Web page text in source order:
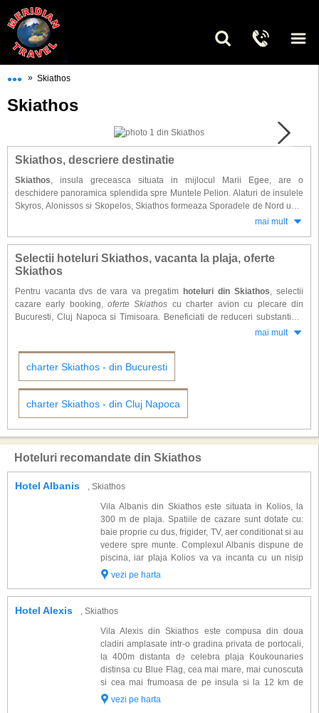
••• » Skiathos
Skiathos
Skiathos, descriere destinatie
Skiathos, insula greceasca situata in mijlocul Marii Egee, are o
deschidere panoramica splendida spre Muntele Pelion. Alaturi de insulele
Skyros, Alonissos si Skopelos, Skiathos formeaza Sporadele de Nord unul
dintre cele mai incantatoare arhipelaguri din Grecia. Insula masoara 40
Cele 60 plaje ale insulei se intind de-a lungul golfurilor imbinand
admosfera dinamica cu pitorescul si linistea oferite de padurile de pin,
pe insula se numara: pescuitul, inotul, degustarea preparatelor culinare
traditionale, viata de noapte, evenimente culturale cat si plimbarile
romantice.
fortareata Kastro care in trecut gazduia orasul medieval. Koukounaries,
situata in partea de vest a insulei si este formata dintr-un fin nisip auriu
care se imbina cu apa de culoarea smaraldului. De-a lungul plajei se
vazut de aici este spectaculos, va invitam sa nu-l ratati.
Pe perioada sejurului dvs in Skiathos veti putea opta pentru cele mai
populare activitati optionale: croaziera pe mare, scufunfari, inchiriere
ambarcatiuni (barca cu motor, barca cu vele, catamaran, iahturi de mici
sau mari dimensiuni), jeep safari, calarie in centrul de echitatie, vizite la
manastirile de pe insula etc.
mai mult
Selectii hoteluri Skiathos, vacanta la plaja, oferte
Skiathos
Pentru vacanta dvs de vara va pregatim hoteluri din Skiathos, selectii
cazare early booking, oferte Skiathos cu charter avion cu plecare din
Bucuresti, Cluj Napoca si Timisoara. Beneficiati de reduceri substantiale
mai mult
charter Skiathos - din Bucuresti
charter Skiathos - din Cluj Napoca
Hoteluri recomandate din Skiathos
Hotel Albanis
, Skiathos
Vila Albanis din Skiathos este situata in Kolios, la
300 m de plaja. Spatiile de cazare sunt dotate cu:
baie proprie cu dus, frigider, TV, aer conditionat si au
vedere spre munte. Complexul Albanis dispune de
piscina, iar plaja Kolios va va incanta cu un nisip
auriu si fin, apa cristalina si posibilitatile nenumarate
vezi pe harta
Hotel Alexis
, Skiathos
Vila Alexis din Skiathos este compusa din doua
cladiri amplasate intr-o gradina privata de portocali,
la 400m distanta de celebra plaja Koukounaries
distinsa cu Blue Flag, cea mai mare, mai cunoscuta
si cea mai frumoasa de pe insula si la 12 km de
renumitul oras Skiathos. Prima cladire (corpul
vezi pe harta